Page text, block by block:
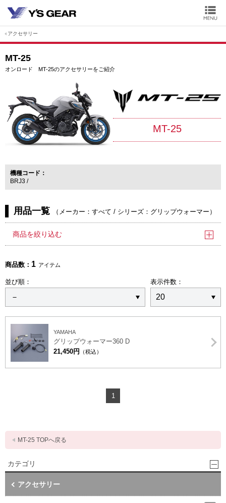
アクセサリー
MT-25
オンロード MT-25のアクセサリーをご紹介
MT-25
機種コード
BRJ3
用品一覧 （ メーカー：すべて / シリーズ：グリップウォーマー ）
商品を絞り込む
商品数： 1 アイテム
並び順： 表示件数：
YAMAHA
グリップウォーマー360 D
21,450円
（税込）
1
MT-25 TOPへ戻る
カテゴリ
アクセサリー